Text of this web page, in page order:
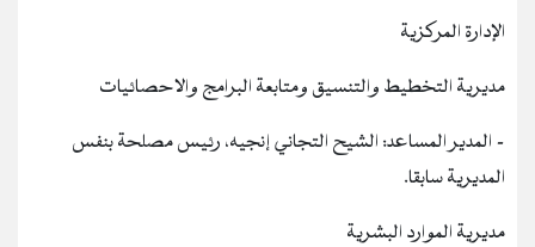
الإدارة المركزية
مديرية التخطيط والتنسيق ومتابعة البرامج والاحصائيات
- المدير المساعد: الشيح التجاني إنجيه، رئيس مصلحة بنفس
المديرية سابقا.
مديرية الموارد البشرية